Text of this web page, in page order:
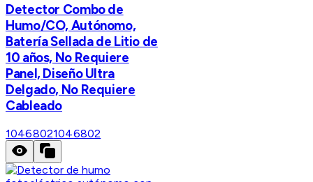
Detector Combo de
Humo/CO, Autónomo,
Batería Sellada de Litio de
10 años, No Requiere
Panel, Diseño Ultra
Delgado, No Requiere
Cableado
10468021046802